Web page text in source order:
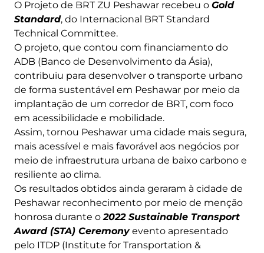
O Projeto de BRT ZU Peshawar recebeu o Gold
Standard, do Internacional BRT Standard
Technical Committee.
O projeto, que contou com financiamento do
ADB (Banco de Desenvolvimento da Ásia),
contribuiu para desenvolver o transporte urbano
de forma sustentável em Peshawar por meio da
implantação de um corredor de BRT, com foco
em acessibilidade e mobilidade.
Assim, tornou Peshawar uma cidade mais segura,
mais acessível e mais favorável aos negócios por
meio de infraestrutura urbana de baixo carbono e
resiliente ao clima.
Os resultados obtidos ainda geraram à cidade de
Peshawar reconhecimento por meio de menção
honrosa durante o2022 Sustainable Transport
Award (STA) Ceremonyevento apresentado
pelo ITDP (Institute for Transportation &